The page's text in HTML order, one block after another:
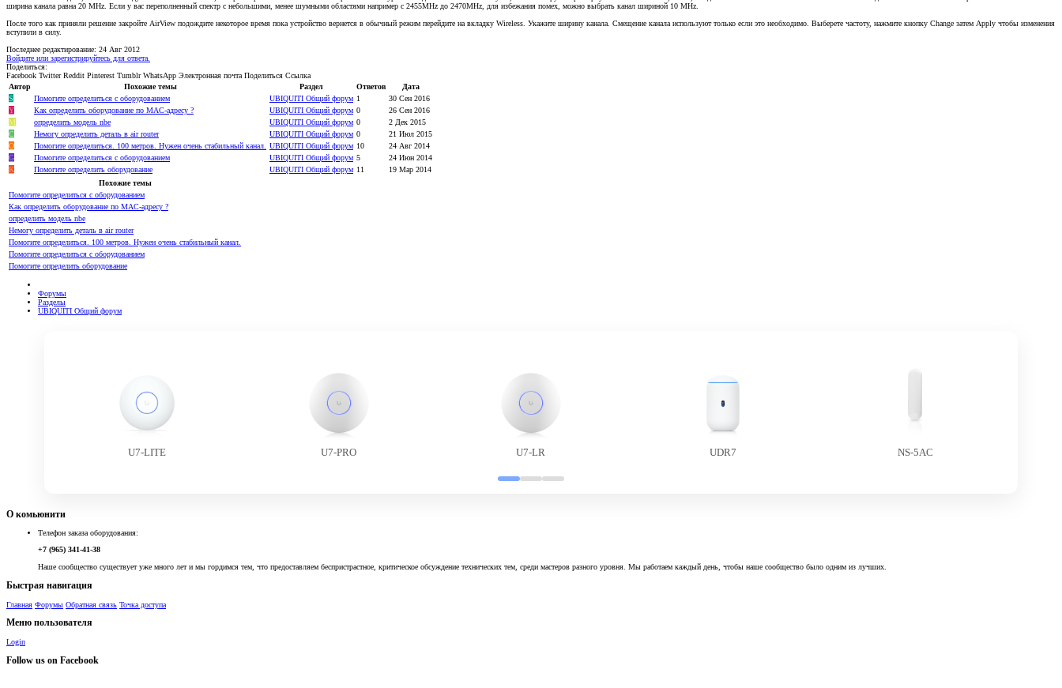
ширина канала равна 20 MHz. Если у вас переполненный спектр с небольшими, менее шумными областями например с 2455MHz до 2470MHz, для избежания помех, можно выбрать канал шириной 10 MHz.
После того как приняли решение закройте AirView подождите некоторое время пока устройство вернется в обычный режим перейдите на вкладку Wireless. Укажите ширину канала. Смещение канала используют только если это необходимо. Выберете частоту, нажмите кнопку Change затем Apply чтобы изменения
вступили в силу.
Последнее редактирование: 24 Авг 2012
Войдите или зарегистрируйтесь для ответа.
Поделиться:
Facebook Twitter Reddit Pinterest Tumblr WhatsApp Электронная почта Поделиться Ссылка
Автор
Похожие темы Раздел Ответов
Дата
S
Помогите определиться с оборудованием UBIQUITI Общий форум 1
30 Сен 2016
Y
Как определить оборудование по MAC-адресу ? UBIQUITI Общий форум 0
26 Сен 2016
М
определить модель nbe UBIQUITI Общий форум 0
2 Дек 2015
C
Немогу определить деталь в air router UBIQUITI Общий форум 0
21 Июл 2015
O
Помогите определиться. 100 метров. Нужен очень стабильный канал. UBIQUITI Общий форум 10
24 Авг 2014
G
Помогите определиться с оборудованием UBIQUITI Общий форум 5
24 Июн 2014
K
Помогите определить оборудование UBIQUITI Общий форум 11
19 Мар 2014
Похожие темы
Помогите определиться с оборудованием
Как определить оборудование по MAC-адресу ?
определить модель nbe
Немогу определить деталь в air router
Помогите определиться. 100 метров. Нужен очень стабильный канал.
Помогите определиться с оборудованием
Помогите определить оборудование
Форумы
Разделы
UBIQUITI Общий форум
U7-LITE U7-PRO U7-LR UDR7 NS-5AC
О комьюнити
Телефон заказа оборудования:
+7 (965) 341-41-38
Наше сообщество существует уже много лет и мы гордимся тем, что предоставляем беспристрастное, критическое обсуждение технических тем, среди мастеров разного уровня. Мы работаем каждый день, чтобы наше сообщество было одним из лучших.
Быстрая навигация
Главная Форумы Обратная связь Точка доступа
Меню пользователя
Login
Follow us on Facebook